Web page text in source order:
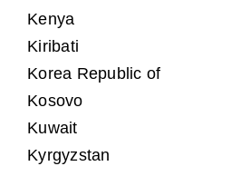
Kenya
Kiribati
Korea Republic of
Kosovo
Kuwait
Kyrgyzstan